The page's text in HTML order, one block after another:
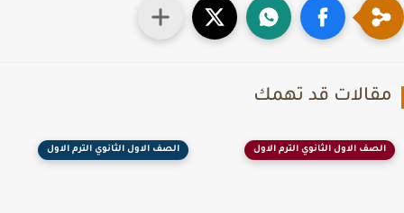
قد تهمك
الصف الاول الثانوي الترم الاول الصف الاول الثانوي الترم الاول